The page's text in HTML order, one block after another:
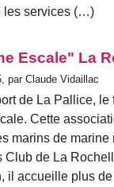
les services (…)
Escale" La
par Claude Vidaillac
de La Pallice,
Cette
marins de
Club de La
il accueille plus